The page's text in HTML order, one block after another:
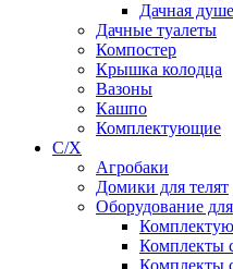
Дачная
Дачные туалеты
Компостер
Крышка колодца
Вазоны
Кашпо
Комплектующие
С/Х
Агробаки
Домики для телят
Оборудование
Комплекты